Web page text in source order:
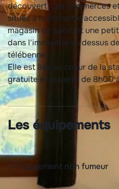
découvert. Les commerces
situés à la croisette
magasin de sport et une
dans l'immeuble au dessus
télébenne.
Elle est liée au coeur de la
gratuite et ouverte de 8h00
Les équipements
Logement non fumeur